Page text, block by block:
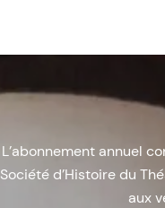
L’abonnement annuel
Société d’Histoire du
aux